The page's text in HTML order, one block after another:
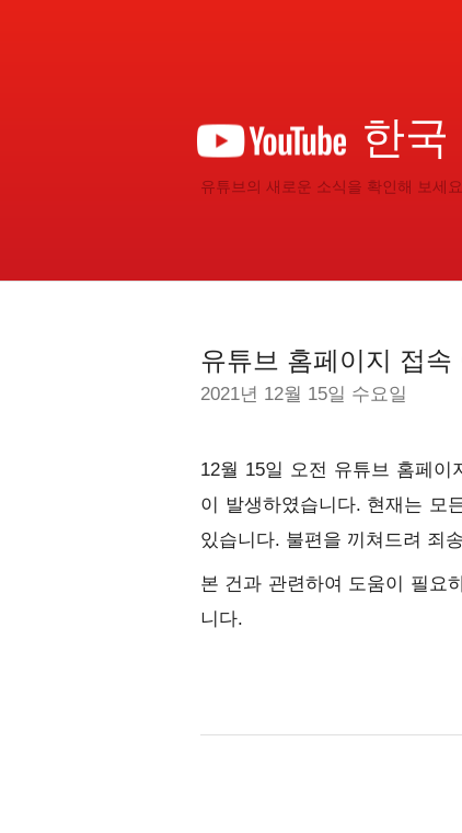
한국
유튜브의 새로운 소식을 확인해 보세요
유튜브 홈페이지 접속
2021년 12월 15일 수요일
12월 15일 오전 유튜브 홈페
이 발생하였습니다. 현재는 모
있습니다. 불편을 끼쳐드려 죄
본 건과 관련하여 도움이 필요
니다.